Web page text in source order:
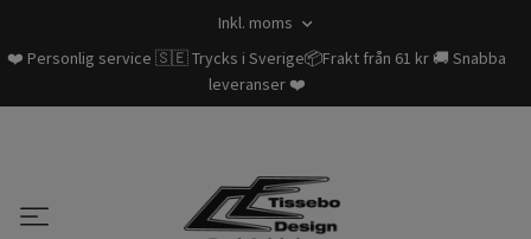
Inkl. moms
❤️ Personlig service 🇸🇪 Trycks i Sverige📦Frakt från 61 kr 🚚 Snabba
leveranser ❤️